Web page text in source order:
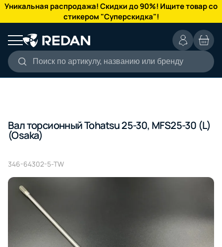
Уникальная распродажа! Скидки до 90%! Ищите товар со
стикером "Суперскидка"!
Поиск по артикулу, названию или бренду
КАТАЛОГ
Вал торсионный Tohatsu 25-30, MFS25-30 (L)
(Osaka)
346-64302-5-TW